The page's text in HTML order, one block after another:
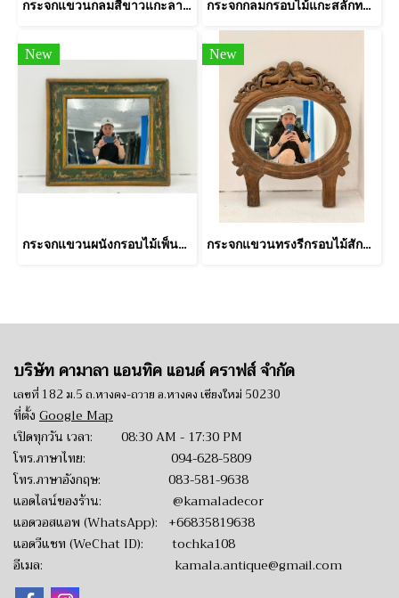
กระจกแขวนกลมสีขาวแกะลายคลาสสิค กระจกกลมกรอบไม้แกะสลักทรงรัศมีสีฟ้า
New
กระจกแขวนผนังกรอบไม้เพ็นลายเสือและกวาง
New
กระจกแขวนทรงรีกรอบไม้สักแกะลายสวย
บริษัท คามาลา แอนทิค แอนด์ คราฟส์ จำกัด
เลขที่ 182 ม.5 ถ.หางดง-ถวาย อ.หางดง เชียงใหม่ 50230
ที่ตั้ง Google Map
เปิดทุกวัน เวลา: 08:30 AM - 17:30 PM
โทร.ภาษาไทย: 094-628-5809
โทร.ภาษาอังกฤษ: 083-581-9638
แอดไลน์ของร้าน: @kamaladecor
แอดวอสแอพ (WhatsApp): +66835819638
แอดวีแชท (WeChat ID): tochka108
อีเมล: kamala.antique@gmail.com